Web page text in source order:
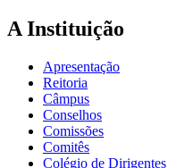
A Instituição
Apresentação
Reitoria
Câmpus
Conselhos
Comissões
Comitês
Colégio de Dirigentes